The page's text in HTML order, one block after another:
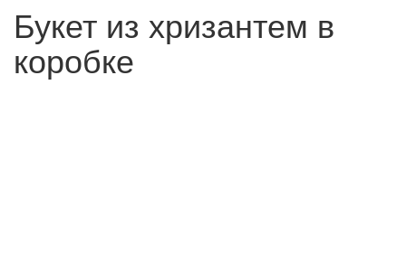
Букет из хризантем в
коробке